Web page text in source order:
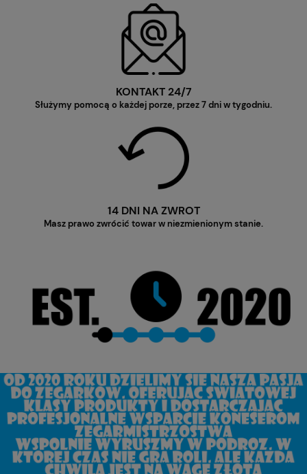
KONTAKT 24/7
Służymy pomocą o każdej porze, przez 7 dni w tygodniu.
14 DNI NA ZWROT
Masz prawo zwrócić towar w niezmienionym stanie.